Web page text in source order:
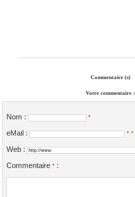
Commentaire (s)
Votre commentaire :
Nom : *
eMail : * *
Web :
Commentaire * :